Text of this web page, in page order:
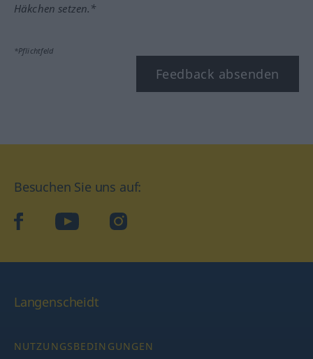
Häkchen setzen.*
*Pflichtfeld
Feedback absenden
Besuchen Sie uns auf:
facebookYouTube Instagram
Langenscheidt
NUTZUNGSBEDINGUNGEN